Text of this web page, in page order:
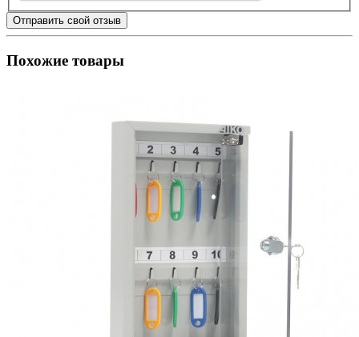
Отправить свой отзыв
Похожие товары